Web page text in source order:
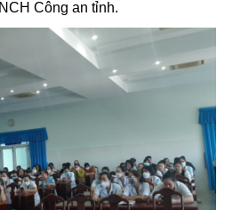
Công an tỉnh.